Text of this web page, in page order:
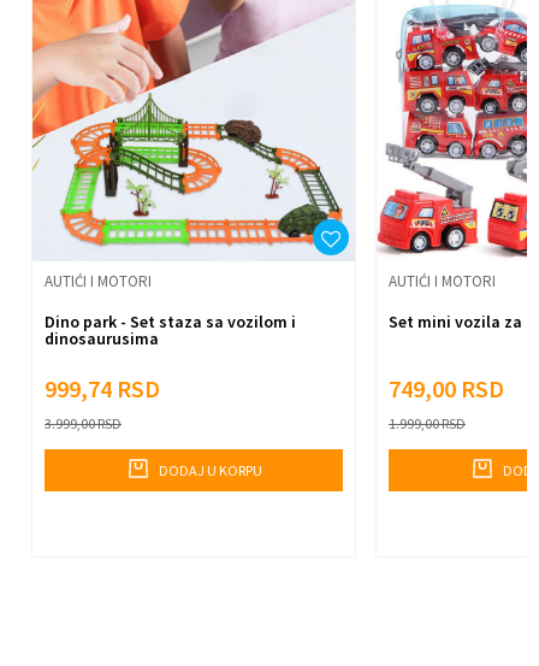
Anti-spam zaštita - izračunajte koliko je 9 - 4 :
AUTIĆI I MOTORI
Dino park - Set staza sa vozilom i
dinosaurusima
999,74 RSD
3.999,00RSD
DODAJ U KORPU
AUTIĆI I MOTORI
Set mini vozila za
749,00 RSD
1.999,00RSD